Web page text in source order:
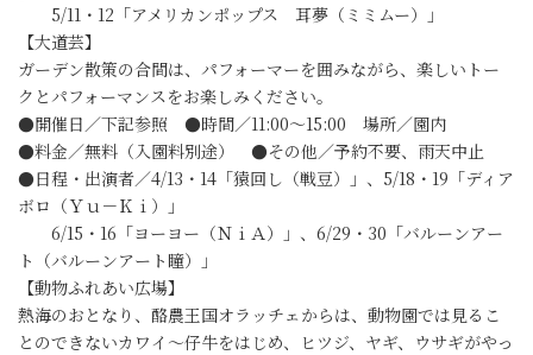
5/11・12「アメリカンポップス 耳夢（ミミムー）」
【大道芸】
ガーデン散策の合間は、パフォーマーを囲みながら、楽しいトー
クとパフォーマンスをお楽しみください。
●開催日／下記参照 ●時間／11:00～15:00 場所／園内
●料金／無料（入園料別途） ●その他／予約不要、雨天中止
●日程・出演者／4/13・14「猿回し（戦豆）」、5/18・19「ディア
ボロ（Ｙｕ－Ｋｉ）」
6/15・16「ヨーヨー（ＮｉＡ）」、6/29・30「バルーンアー
ト（バルーンアート瞳）」
【動物ふれあい広場】
熱海のおとなり、酪農王国オラッチェからは、動物園では見るこ
とのできないカワイ～仔牛をはじめ、ヒツジ、ヤギ、ウサギがやっ